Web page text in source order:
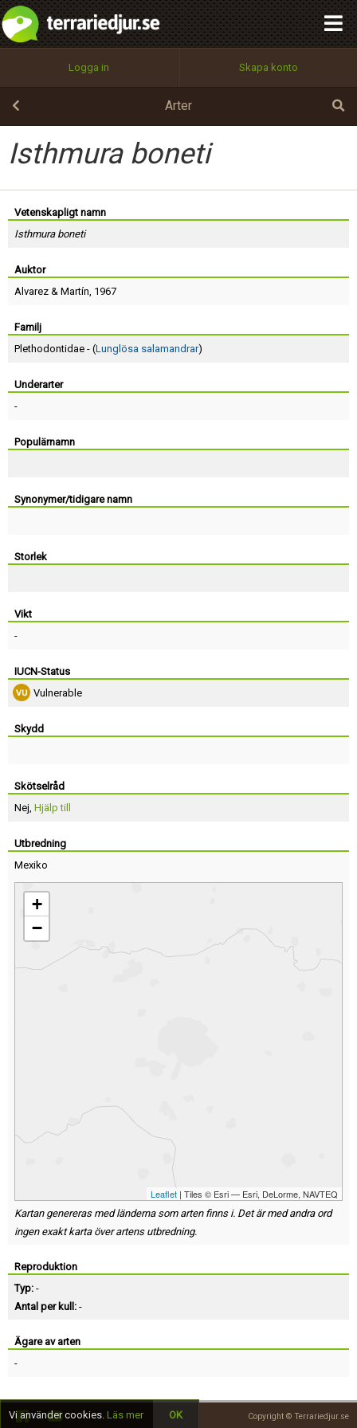
Logga in Skapa konto
Arter
Isthmura boneti
Vetenskapligt namn
Isthmura boneti
Auktor
Alvarez & Martín, 1967
Familj
Plethodontidae - (Lunglösa salamandrar)
Underarter
-
Populärnamn
Synonymer/tidigare namn
Storlek
Vikt
-
IUCN-Status
Vulnerable
Skydd
Skötselråd
Nej, Hjälp till
Utbredning
Mexiko
+
−
Leaflet | Tiles © Esri — Esri, DeLorme, NAVTEQ
Kartan genereras med länderna som arten finns i. Det är med andra ord
ingen exakt karta över artens utbredning.
Reproduktion
Typ: -
Antal per kull: -
Ägare av arten
-
Copyright © Terrariedjur.se
Utför
100%
OK
integritetspolicy
Namn:
Epost:
Lösenord:
Terms of Service
Skapa konto
Begär nytt lösenord
Tillbaka till förstasidan
Vi använder cookies. Läs mer OK